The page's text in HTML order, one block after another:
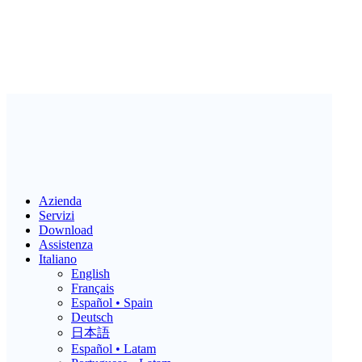
Azienda
Servizi
Download
Assistenza
Italiano
English
Français
Español • Spain
Deutsch
日本語
Español • Latam